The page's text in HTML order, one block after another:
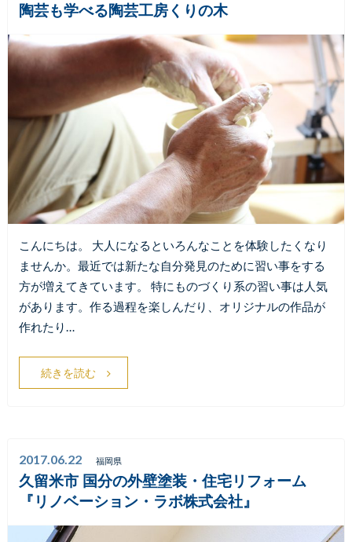
陶芸も学べる陶芸工房くりの木
こんにちは。 大人になるといろんなことを体験したくなり
ませんか。最近では新たな自分発見のために習い事をする
方が増えてきています。 特にものづくり系の習い事は人気
があります。作る過程を楽しんだり、オリジナルの作品が
作れたり…
続きを読む
2017.06.22 福岡県
久留米市 国分の外壁塗装・住宅リフォーム
『リノベーション・ラボ株式会社』